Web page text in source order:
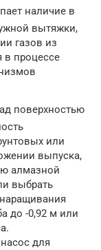
наличие в
вытяжки,
газов из
в процессе
поверхностью
или
выпуска,
алмазной
выбрать
до -0,92 м или
для